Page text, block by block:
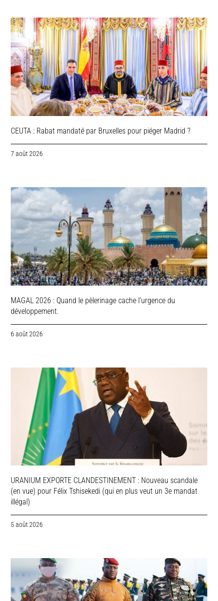
CEUTA : Rabat mandaté par Bruxelles pour piéger Madrid ?
7 août 2026
MAGAL 2026 : Quand le pèlerinage cache l’urgence du
développement.
6 août 2026
URANIUM EXPORTE CLANDESTINEMENT : Nouveau scandale
(en vue) pour Félix Tshisekedi (qui en plus veut un 3e mandat
illégal)
5 août 2026